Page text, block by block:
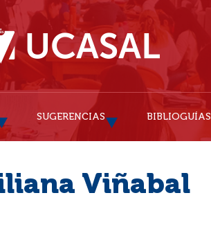
SUGERENCIAS BIBLIOGUÍAS
Viñabal